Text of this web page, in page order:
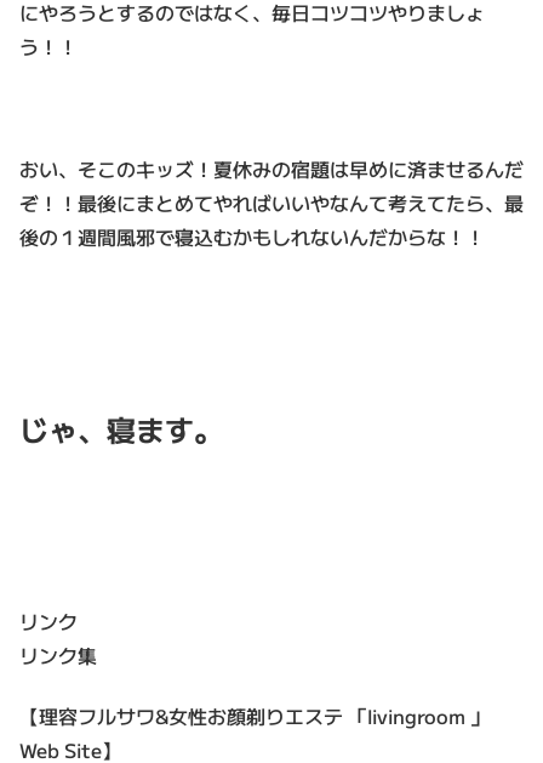
にやろうとするのではなく、毎日コツコツやりましょ
う！！
おい、そこのキッズ！夏休みの宿題は早めに済ませるんだ
ぞ！！最後にまとめてやればいいやなんて考えてたら、最
後の１週間風邪で寝込むかもしれないんだからな！！
じゃ、寝ます。
リンク
リンク集
【理容フルサワ&女性お顔剃りエステ 「livingroom 」
Web Site】